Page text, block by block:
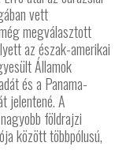
vett
megválasztott
az észak-amerikai
Államok
és a Panama-
jelentené. A
földrajzi
között többpólusú,